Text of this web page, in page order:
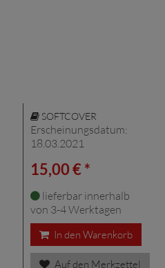
SOFTCOVER
Erscheinungsdatum:
18.03.2021
15,00 € *
lieferbar innerhalb
von 3-4 Werktagen
In den Warenkorb
Auf den Merkzettel